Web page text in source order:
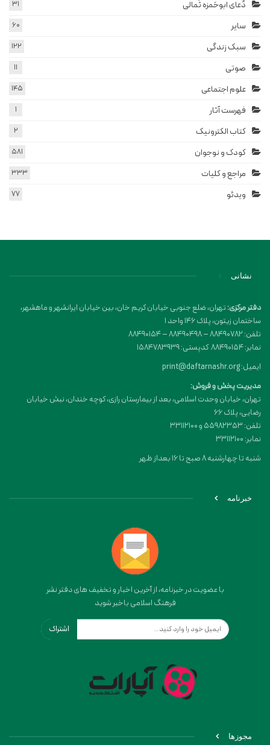
دُعای ابوحَمزه ثُمالی 31
سایر 60
سبک زندگی 122
صوتی 11
علوم اجتماعی 145
فهرست آثار 1
کتاب الکترونیک 2
کودک و نوجوان 581
مراجع و کلیات 333
ویدئو 77
نشانی
دفتر مرکزی:تهران، ضلع جنوبی خیابان کریم خان، بین خیابان ایرانشهر و ماهشهر،
ساختمان زیتون، پلاک 146 واحد 1
تلفن: 88490782 – 88490498 – 88490154
نمابر: 88490154 کدپستی: 1584783939
ایمیل: print@daftarnashr.org
مدیریت پخش و فروش:
تهران، خیابان وحدت اسلامی، بعد از بیمارستان رازی، کوچه خندان، نبش خیابان
رضایی، پلاک ۶۶
تلفن: 55982353 و 33112100
نمابر: 33112100
شنبه تا چهارشنبه 8 صبح تا 16 بعداز ظهر
خبرنامه
با عضویت در خبرنامه، از آخرین اخبار و تخفیف های دفتر نشر
فرهنگ اسلامی باخبر شوید
اشتراک
مجوزها